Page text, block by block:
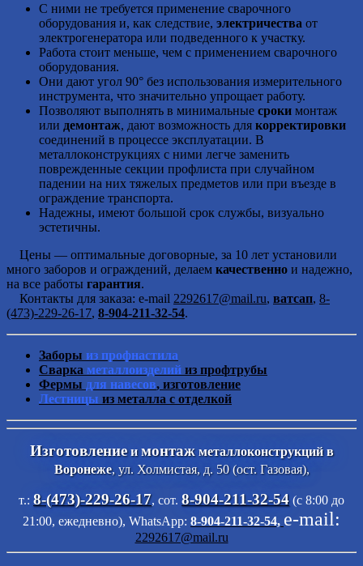
С ними не требуется применение сварочного
оборудования и, как следствие, электричества от
электрогенератора или подведенного к участку.
Работа стоит меньше, чем с применением сварочного
оборудования.
Они дают угол 90° без использования измерительного
инструмента, что значительно упрощает работу.
Позволяют выполнять в минимальные сроки монтаж
или демонтаж, дают возможность для корректировки
соединений в процессе эксплуатации. В
металлоконструкциях с ними легче заменить
поврежденные секции профлиста при случайном
падении на них тяжелых предметов или при въезде в
ограждение транспорта.
Надежны, имеют большой срок службы, визуально
эстетичны.
Цены — оптимальные договорные, за 10 лет установили
много заборов и ограждений, делаем качественно и надежно,
на все работы гарантия.
Контакты для заказа: e-mail 2292617@mail.ru, ватсап, 8-
(473)-229-26-17, 8-904-211-32-54.
Заборы из профнастила
Сварка металлоизделий из профтрубы
Фермы для навесов, изготовление
Лестницы из металла с отделкой
Изготовлениеимонтажметаллоконструкций в
Воронеже, ул. Холмистая, д. 50 (ост. Газовая),
т.: 8-(473)-229-26-17, сот. 8-904-211-32-54(с 8:00 до
21:00, ежедневно), WhatsApp: 8-904-211-32-54, e-mail:
2292617@mail.ru